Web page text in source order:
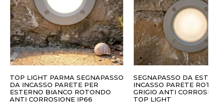
TOP LIGHT PARMA SEGNAPASSO
DA INCASSO PARETE PER
ESTERNO BIANCO ROTONDO
ANTI CORROSIONE IP66
SEGNAPASSO DA
INCASSO PARETE
GRIGIO ANTI
TOP LIGHT